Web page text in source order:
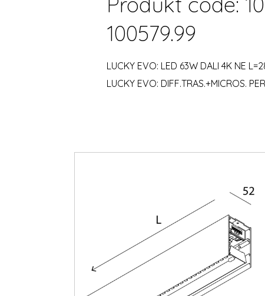
100579.99
LUCKY EVO: LED 63W DALI 4K NE
LUCKY EVO: DIFF.TRAS.+MICROS.